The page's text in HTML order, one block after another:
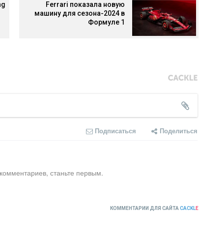
Ferrari показала новую
машину для сезона-2024 в
Формуле 1
Подписаться Поделиться
станьте первым.
КОММЕНТАРИИ ДЛЯ САЙТА CACKLE